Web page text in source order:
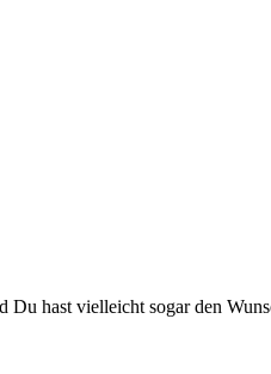
Du hast vielleicht sogar den